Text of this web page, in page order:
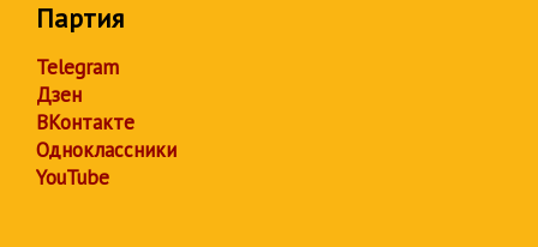
Партия
Telegram
Дзен
ВКонтакте
Одноклассники
YouTube